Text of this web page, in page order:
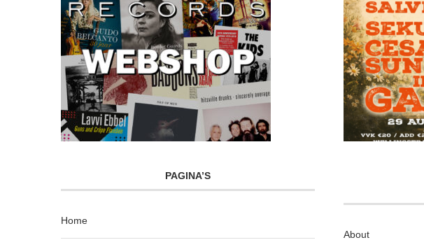
PAGINA’S
Home
About